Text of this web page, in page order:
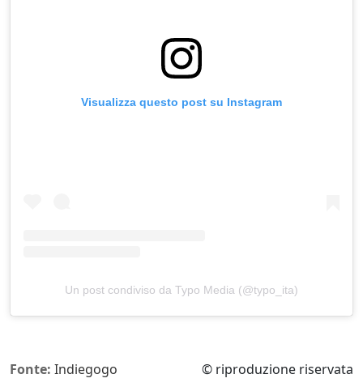
Visualizza questo post su Instagram
Un post condiviso da Typo Media (@typo_ita)
Fonte: Indiegogo © riproduzione riservata